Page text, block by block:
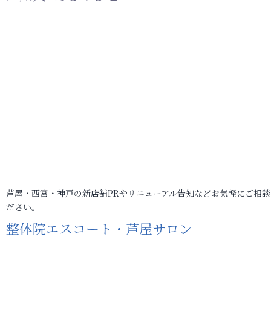
芦屋・西宮・神戸の新店舗PRやリニューアル告知などお気軽にご相
ださい。
整体院エスコート・芦屋サロン